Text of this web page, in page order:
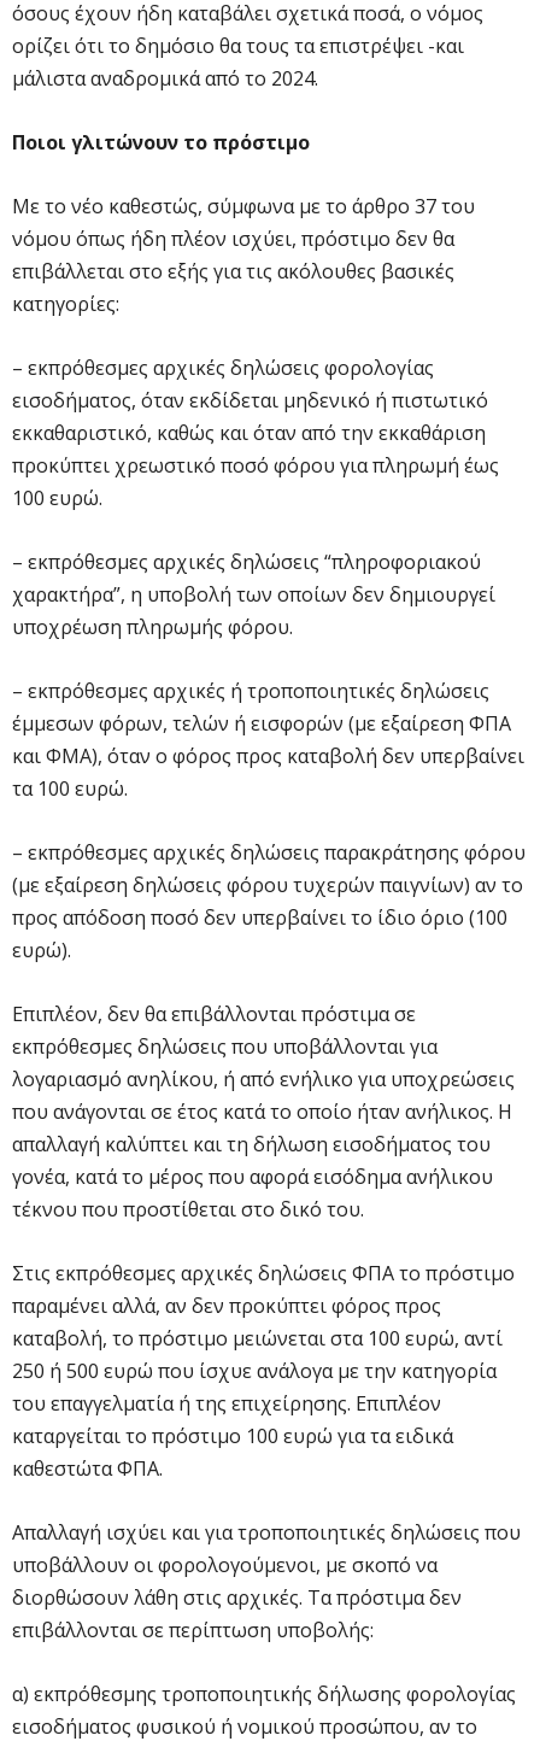
όσους έχουν ήδη καταβάλει σχετικά ποσά, ο νόμος
ορίζει ότι το δημόσιο θα τους τα επιστρέψει -και
μάλιστα αναδρομικά από το 2024.
Ποιοι γλιτώνουν το πρόστιμο
Με το νέο καθεστώς, σύμφωνα με το άρθρο 37 του
νόμου όπως ήδη πλέον ισχύει, πρόστιμο δεν θα
επιβάλλεται στο εξής για τις ακόλουθες βασικές
κατηγορίες:
– εκπρόθεσμες αρχικές δηλώσεις φορολογίας
εισοδήματος, όταν εκδίδεται μηδενικό ή πιστωτικό
εκκαθαριστικό, καθώς και όταν από την εκκαθάριση
προκύπτει χρεωστικό ποσό φόρου για πληρωμή έως
100 ευρώ.
– εκπρόθεσμες αρχικές δηλώσεις “πληροφοριακού
χαρακτήρα”, η υποβολή των οποίων δεν δημιουργεί
υποχρέωση πληρωμής φόρου.
– εκπρόθεσμες αρχικές ή τροποποιητικές δηλώσεις
έμμεσων φόρων, τελών ή εισφορών (με εξαίρεση ΦΠΑ
και ΦΜΑ), όταν ο φόρος προς καταβολή δεν υπερβαίνει
τα 100 ευρώ.
– εκπρόθεσμες αρχικές δηλώσεις παρακράτησης φόρου
(με εξαίρεση δηλώσεις φόρου τυχερών παιγνίων) αν το
προς απόδοση ποσό δεν υπερβαίνει το ίδιο όριο (100
ευρώ).
Επιπλέον, δεν θα επιβάλλονται πρόστιμα σε
εκπρόθεσμες δηλώσεις που υποβάλλονται για
λογαριασμό ανηλίκου, ή από ενήλικο για υποχρεώσεις
που ανάγονται σε έτος κατά το οποίο ήταν ανήλικος. Η
απαλλαγή καλύπτει και τη δήλωση εισοδήματος του
γονέα, κατά το μέρος που αφορά εισόδημα ανήλικου
τέκνου που προστίθεται στο δικό του.
Στις εκπρόθεσμες αρχικές δηλώσεις ΦΠΑ το πρόστιμο
παραμένει αλλά, αν δεν προκύπτει φόρος προς
καταβολή, το πρόστιμο μειώνεται στα 100 ευρώ, αντί
250 ή 500 ευρώ που ίσχυε ανάλογα με την κατηγορία
του επαγγελματία ή της επιχείρησης. Επιπλέον
καταργείται το πρόστιμο 100 ευρώ για τα ειδικά
καθεστώτα ΦΠΑ.
Απαλλαγή ισχύει και για τροποποιητικές δηλώσεις που
υποβάλλουν οι φορολογούμενοι, με σκοπό να
διορθώσουν λάθη στις αρχικές. Τα πρόστιμα δεν
επιβάλλονται σε περίπτωση υποβολής:
α) εκπρόθεσμης τροποποιητικής δήλωσης φορολογίας
εισοδήματος φυσικού ή νομικού προσώπου, αν το